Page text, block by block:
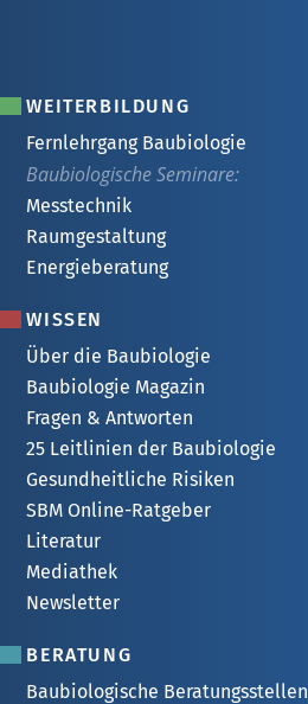
WEITERBILDUNG
Fernlehrgang Baubiologie
Baubiologische Seminare:
Messtechnik
Raumgestaltung
Energieberatung
WISSEN
Über die Baubiologie
Baubiologie Magazin
Fragen & Antworten
25 Leitlinien der Baubiologie
Gesundheitliche Risiken
SBM Online-Ratgeber
Literatur
Mediathek
Newsletter
BERATUNG
Baubiologische Beratungsstellen